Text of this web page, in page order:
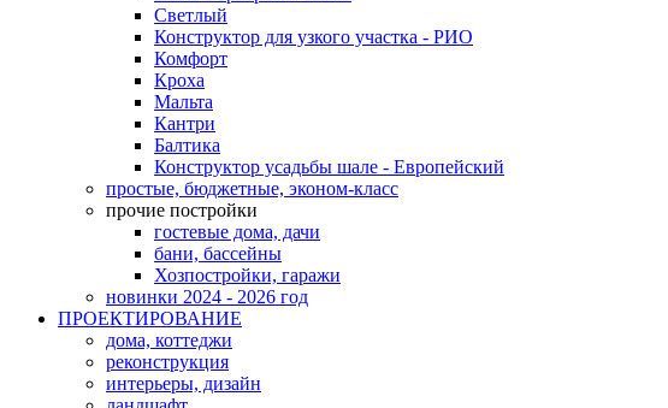
Светлый
Конструктор для узкого участка - РИО
Комфорт
Кроха
Мальта
Кантри
Балтика
Конструктор усадьбы шале - Европейский
простые, бюджетные, эконом-класс
прочие постройки
гостевые дома, дачи
бани, бассейны
Хозпостройки, гаражи
новинки 2024 - 2026 год
ПРОЕКТИРОВАНИЕ
дома, коттеджи
реконструкция
интерьеры, дизайн